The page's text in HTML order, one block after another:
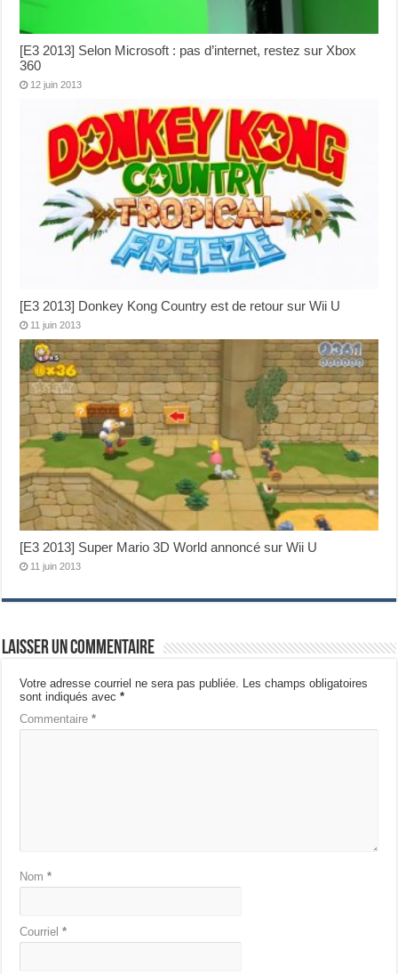
[E3 2013] Selon Microsoft : pas d’internet, restez sur Xbox
360
12 juin 2013
[E3 2013] Donkey Kong Country est de retour sur Wii U
11 juin 2013
[E3 2013] Super Mario 3D World annoncé sur Wii U
11 juin 2013
Laisser un commentaire
Votre adresse courriel ne sera pas publiée. Les champs obligatoires
sont indiqués avec*
Commentaire*
Nom*
Courriel*